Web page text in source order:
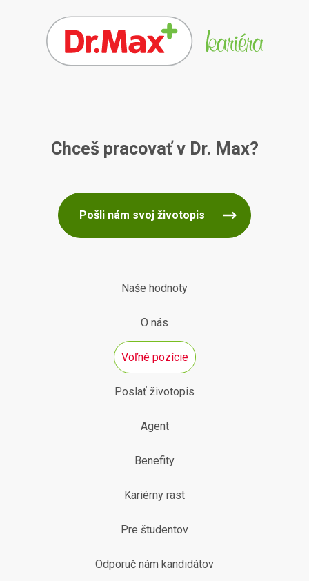
Chceš pracovať v Dr. Max?
Pošli nám svoj životopis
Naše hodnoty
O nás
Voľné pozície
Poslať životopis
Agent
Benefity
Kariérny rast
Pre študentov
Odporuč nám kandidátov